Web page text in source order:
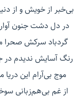
بی‌خبر از خویش و از
در دل دشت جنون
گردباد سرکش صحرا
رنگ آسایش ندیدم در
موج بی‌آرام این دریا
از غم بی‌هم‌زبانی